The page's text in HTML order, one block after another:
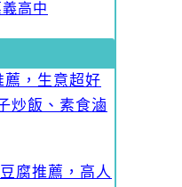
高中
，生意超好
炒飯、素食滷
腐推薦，高人